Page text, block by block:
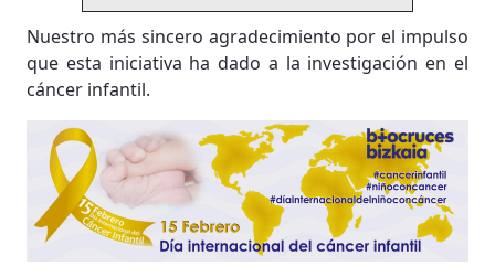
Nuestro más sincero agradecimiento por el impulso
que esta iniciativa ha dado a la investigación en el
cáncer infantil.